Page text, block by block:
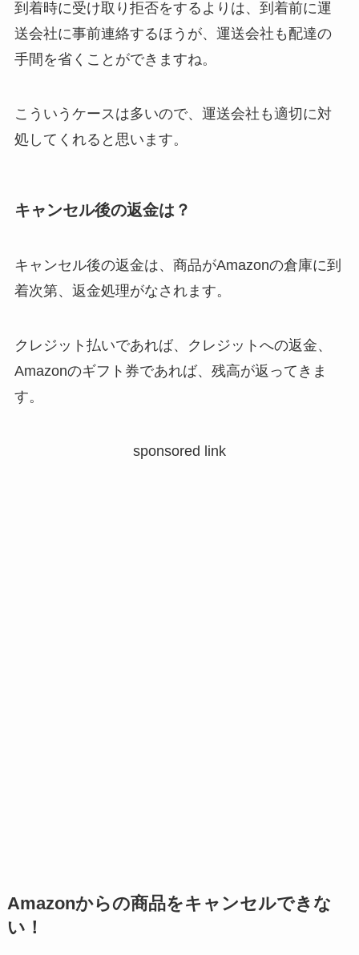
到着時に受け取り拒否をするよりは、到着前に運
送会社に事前連絡するほうが、運送会社も配達の
手間を省くことができますね。
こういうケースは多いので、運送会社も適切に対
処してくれると思います。
キャンセル後の返金は？
キャンセル後の返金は、商品がAmazonの倉庫に到
着次第、返金処理がなされます。
クレジット払いであれば、クレジットへの返金、
Amazonのギフト券であれば、残高が返ってきま
す。
sponsored link
Amazonからの商品をキャンセルできな
い！